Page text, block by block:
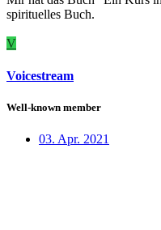
spirituelles Buch.
V
Voicestream
Well-known member
03. Apr. 2021